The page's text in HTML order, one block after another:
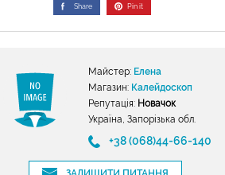
Share Pin it
Майстер: Елена
Магазин: Калейдоскоп
Репутація: Новачок
Україна, Запорізька обл.
+38 (068)44-66-140